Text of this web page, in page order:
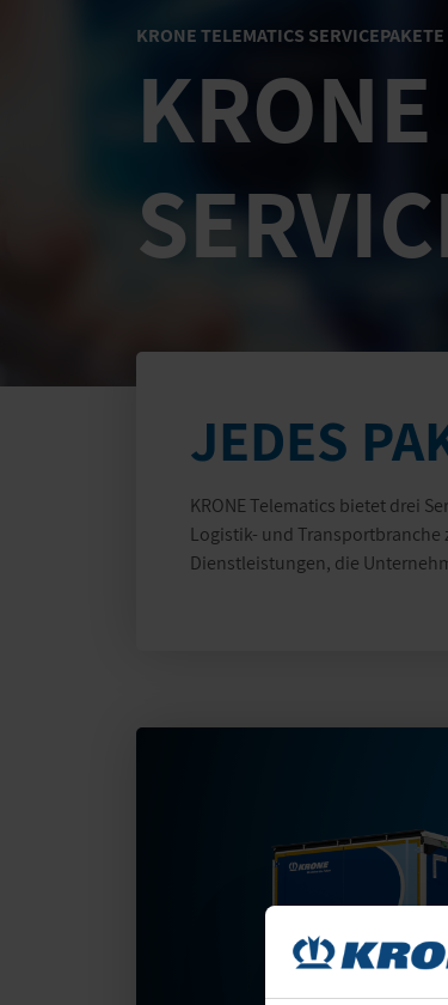
KRONE TELEMATICS SERVICEPAKETE
JEDES
KRONE Telematics bietet drei
Logistik- und Transportbranche
Dienstleistungen, die